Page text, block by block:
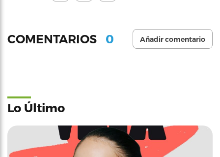
COMENTARIOS 0 Añadir comentario
Lo Último